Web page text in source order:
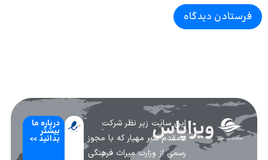
ویزاپاس
این سایت زیر نظر شرکت
همقدم سیر مهیار که با مجوز
رسمی از وزارت میراث فرهنگی
درباره ما
بیشتر
بدانید >>